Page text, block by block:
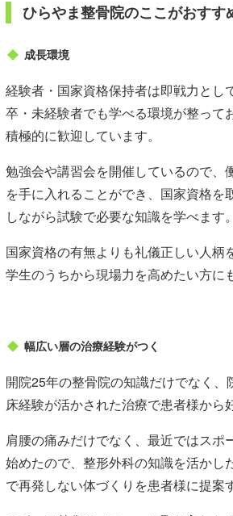
ひらやま整骨院のここがおすす
成長環境
経験者・国家資格保持者は即戦力とし
卒・未経験者でも学べる環境が整って
積極的に歓迎しています。
勉強会や講習会を開催しているので、
を手に入れることができ、国家資格を
しながら試験で必要な知識を学べます。
国家資格の有無よりも礼儀正しい人柄
学生のうちから現場力を高めたい方に
幅広い層の治療経験がつく
開院25年の整骨院の知識だけでなく、
床経験が活かされた治療で患者様から
肩腰の痛みだけでなく、最近ではスポ
始めたので、整形外科の知識を活かし
で再発しない体づくりを患者様に提案